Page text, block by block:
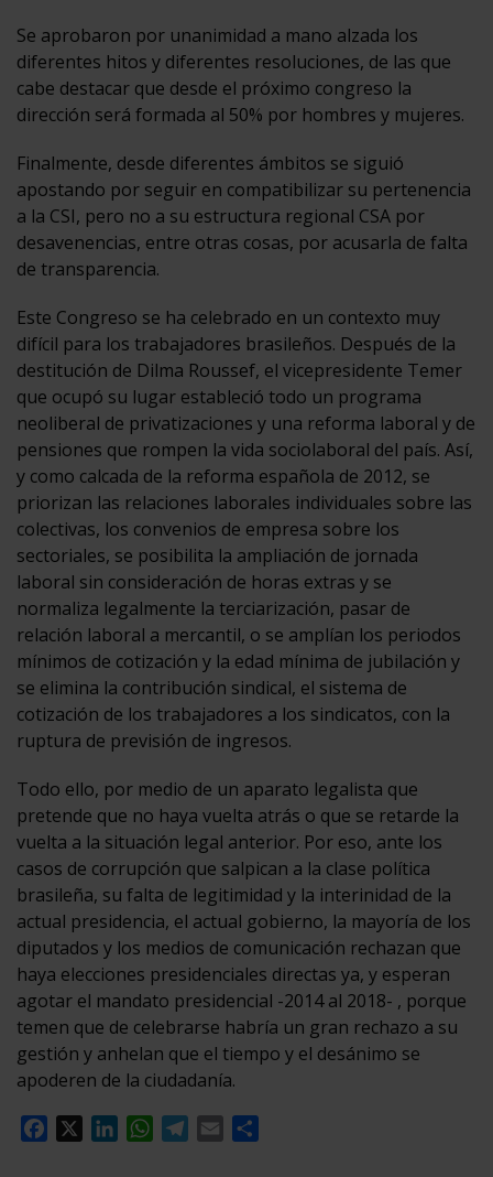
Se aprobaron por unanimidad a mano alzada los
diferentes hitos y diferentes resoluciones, de las que
cabe destacar que desde el próximo congreso la
dirección será formada al 50% por hombres y mujeres.
Finalmente, desde diferentes ámbitos se siguió
apostando por seguir en compatibilizar su pertenencia
a la CSI, pero no a su estructura regional CSA por
desavenencias, entre otras cosas, por acusarla de falta
de transparencia.
Este Congreso se ha celebrado en un contexto muy
difícil para los trabajadores brasileños. Después de la
destitución de Dilma Roussef, el vicepresidente Temer
que ocupó su lugar estableció todo un programa
neoliberal de privatizaciones y una reforma laboral y de
pensiones que rompen la vida sociolaboral del país. Así,
y como calcada de la reforma española de 2012, se
priorizan las relaciones laborales individuales sobre las
colectivas, los convenios de empresa sobre los
sectoriales, se posibilita la ampliación de jornada
laboral sin consideración de horas extras y se
normaliza legalmente la terciarización, pasar de
relación laboral a mercantil, o se amplían los periodos
mínimos de cotización y la edad mínima de jubilación y
se elimina la contribución sindical, el sistema de
cotización de los trabajadores a los sindicatos, con la
ruptura de previsión de ingresos.
Todo ello, por medio de un aparato legalista que
pretende que no haya vuelta atrás o que se retarde la
vuelta a la situación legal anterior. Por eso, ante los
casos de corrupción que salpican a la clase política
brasileña, su falta de legitimidad y la interinidad de la
actual presidencia, el actual gobierno, la mayoría de los
diputados y los medios de comunicación rechazan que
haya elecciones presidenciales directas ya, y esperan
agotar el mandato presidencial -2014 al 2018- , porque
temen que de celebrarse habría un gran rechazo a su
gestión y anhelan que el tiempo y el desánimo se
apoderen de la ciudadanía.
Facebook
LinkedInWhatsApp
Telegram
Email